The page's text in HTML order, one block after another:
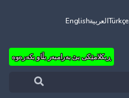
TürkçeالعربيةEnglish
ڕیکلامێکی بێ بەرامبەر بڵاو بکەرەوە